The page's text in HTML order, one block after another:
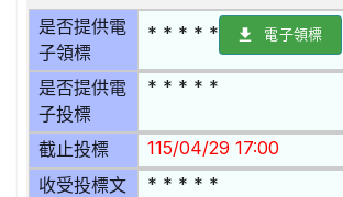
是否提供電
子領標
* * * * * 電子領標
是否提供電
子投標
* * * * *
截止投標 115/04/29 17:00
收受投標文
* * * * *